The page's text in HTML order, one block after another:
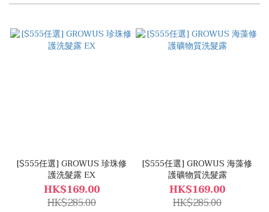
[$555任選] GROWUS 珍珠修
護洗髮露 EX
HK$169.00
HK$285.00
[$555任選] GROWUS 海藻修
護礦物質洗髮露
HK$169.00
HK$285.00